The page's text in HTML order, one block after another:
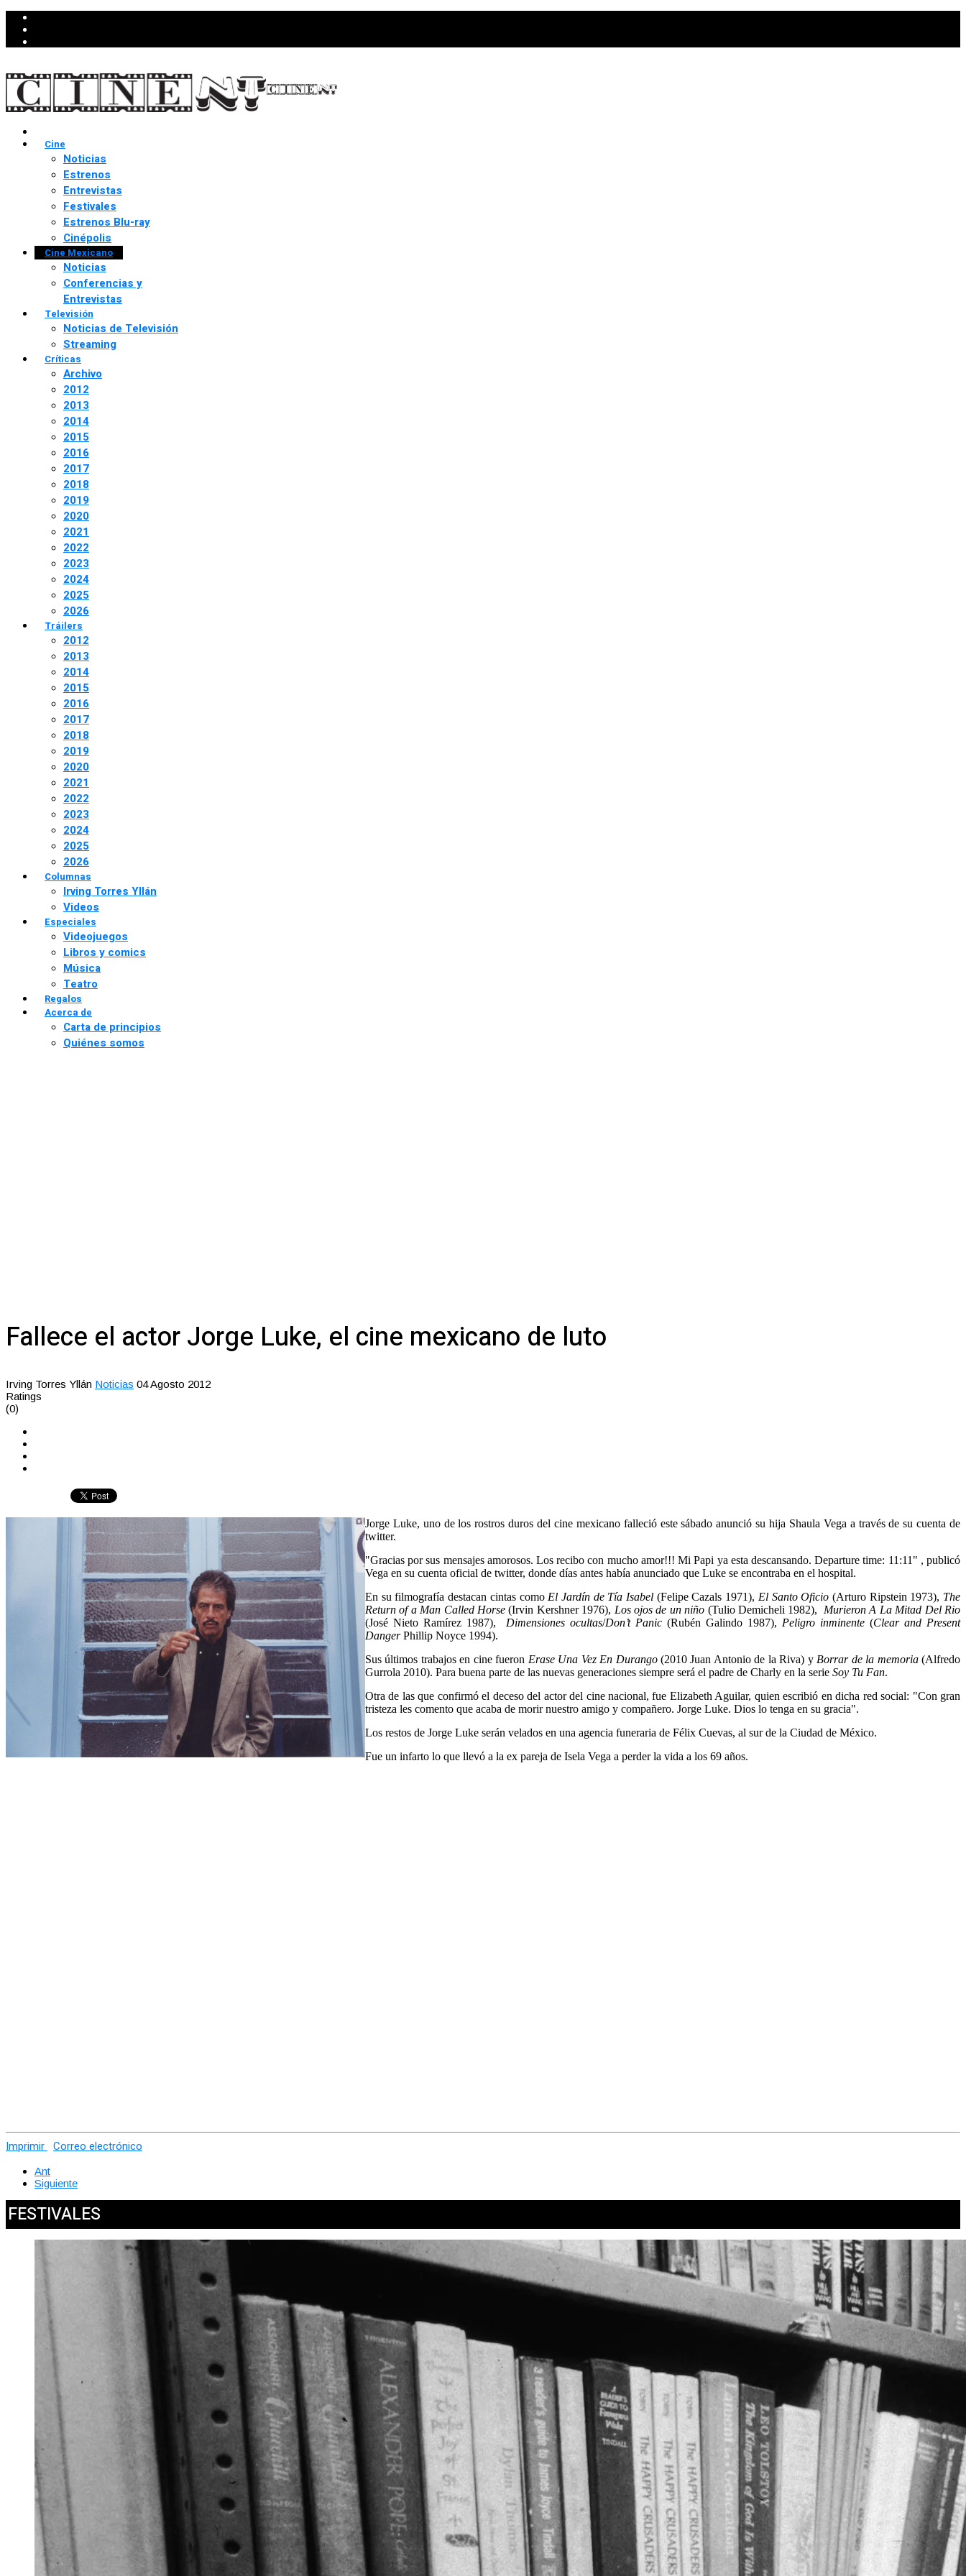
Cine
Noticias
Estrenos
Entrevistas
Festivales
Estrenos Blu-ray
Cinépolis
Cine Mexicano
Noticias
Conferencias y
Entrevistas
Televisión
Noticias de Televisión
Streaming
Críticas
Archivo
2012
2013
2014
2015
2016
2017
2018
2019
2020
2021
2022
2023
2024
2025
2026
Tráilers
2012
2013
2014
2015
2016
2017
2018
2019
2020
2021
2022
2023
2024
2025
2026
Columnas
Irving Torres Yllán
Videos
Especiales
Videojuegos
Libros y comics
Música
Teatro
Regalos
Acerca de
Carta de principios
Quiénes somos
Fallece el actor Jorge Luke, el cine mexicano de luto
Irving Torres Yllán Noticias 04 Agosto 2012
Ratings
(0)
Jorge Luke, uno de los rostros duros del cine mexicano falleció este sábado anunció su hija Shaula Vega a través de su cuenta de
twitter.
"Gracias por sus mensajes amorosos. Los recibo con mucho amor!!! Mi Papi ya esta descansando. Departure time: 11:11" , publicó
Vega en su cuenta oficial de twitter, donde días antes había anunciado que Luke se encontraba en el hospital.
En su filmografía destacan cintas como El Jardín de Tía Isabel (Felipe Cazals 1971), El Santo Oficio (Arturo Ripstein 1973), The
Return of a Man Called Horse(Irvin Kershner 1976), Los ojos de un niño (Tulio Demicheli 1982), Murieron A La Mitad Del Rio
(José Nieto Ramírez 1987), Dimensiones ocultas/Don’t Panic (Rubén Galindo 1987), Peligro inminente (Clear and Present
DangerPhillip Noyce 1994).
Sus últimos trabajos en cine fueron Erase Una Vez En Durango(2010 Juan Antonio de la Riva) y Borrar de la memoria(Alfredo
Gurrola 2010). Para buena parte de las nuevas generaciones siempre será el padre de Charly en la serie Soy Tu Fan.
Otra de las que confirmó el deceso del actor del cine nacional, fue Elizabeth Aguilar, quien escribió en dicha red social: "Con gran
tristeza les comento que acaba de morir nuestro amigo y compañero. Jorge Luke. Dios lo tenga en su gracia".
Los restos de Jorge Luke serán velados en una agencia funeraria de Félix Cuevas, al sur de la Ciudad de México.
Fue un infarto lo que llevó a la ex pareja de Isela Vega a perder la vida a los 69 años.
Imprimir Correo electrónico
Ant
Siguiente
FESTIVALES